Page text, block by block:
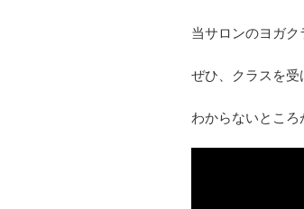
当サロンのヨガク
ぜひ、クラスを受
わからないところ